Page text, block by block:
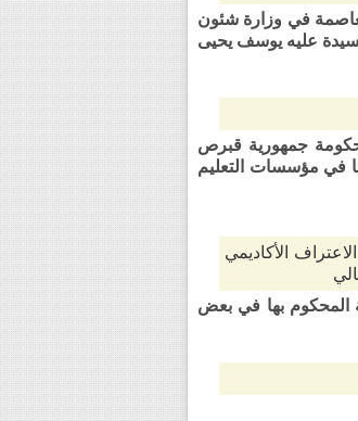
العاصمة في وزارة شئون
عليه يوسف يحيى
وحكومة جمهورية قبرص
في مؤسسات التعليم
الأكاديمي
للحرية المحكوم بها في بعض